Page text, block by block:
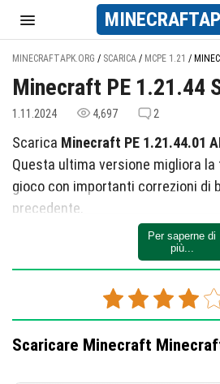
MINECRAFT
MINECRAFTAPK.ORG / SCARICA / MCPE 1.21 /
Minecraft PE 1.21.44
1.11.2024 4,697 2
Scarica Minecraft PE 1.21.44.01
Questa ultima versione migliora la
gioco con importanti correzioni di
precedente.
Cosa c'è di nuovo
Maggiore stabilità e
Compatibilità migliorata con
tutte le entusiasmanti funzionalità
Per saperne di
più...
Scaricare Minecraft